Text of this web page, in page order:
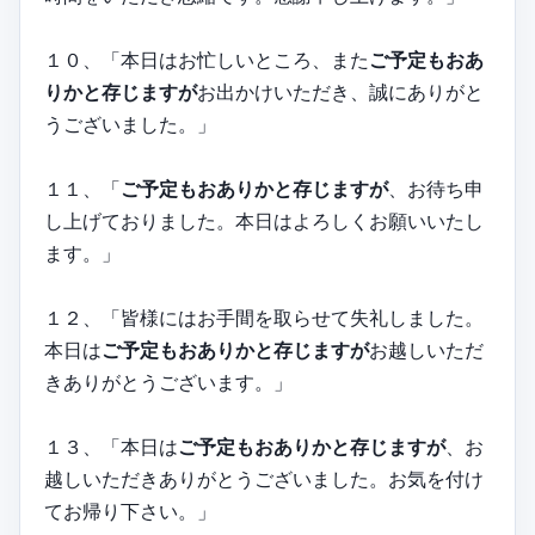
１０、「本日はお忙しいところ、またご予定もおあ
りかと存じますがお出かけいただき、誠にありがと
うございました。」
１１、「ご予定もおありかと存じますが、お待ち申
し上げておりました。本日はよろしくお願いいたし
ます。」
１２、「皆様にはお手間を取らせて失礼しました。
本日はご予定もおありかと存じますがお越しいただ
きありがとうございます。」
１３、「本日はご予定もおありかと存じますが、お
越しいただきありがとうございました。お気を付け
てお帰り下さい。」